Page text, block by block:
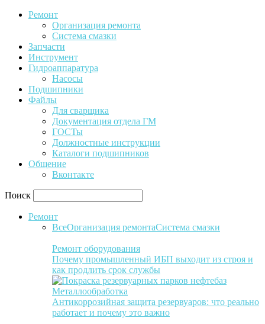
Ремонт
Организация ремонта
Система смазки
Запчасти
Инструмент
Гидроаппаратура
Насосы
Подшипники
Файлы
Для сварщика
Документация отдела ГМ
ГОСТы
Должностные инструкции
Каталоги подшипников
Общение
Вконтакте
Поиск
Ремонт
ВсеОрганизация ремонтаСистема смазки
Ремонт оборудования
Почему промышленный ИБП выходит из строя и
как продлить срок службы
Металлообработка
Антикоррозийная защита резервуаров: что реально
работает и почему это важно